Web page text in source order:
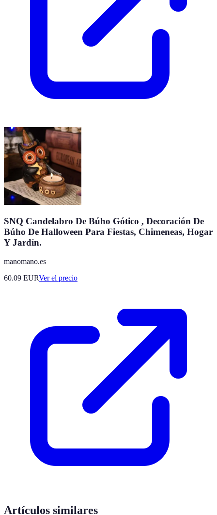
SNQ Candelabro De Búho Gótico , Decoración De
Búho De Halloween Para Fiestas, Chimeneas, Hogar
Y Jardín.
manomano.es
60.09 EURVer el precio
Artículos similares